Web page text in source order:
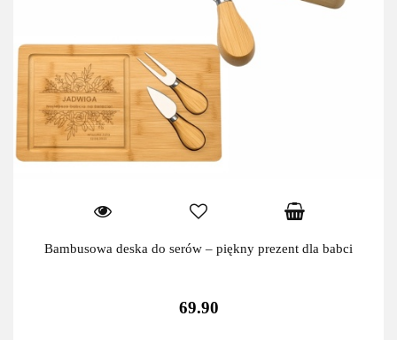
Bambusowa deska do serów – piękny prezent dla babci
69.90